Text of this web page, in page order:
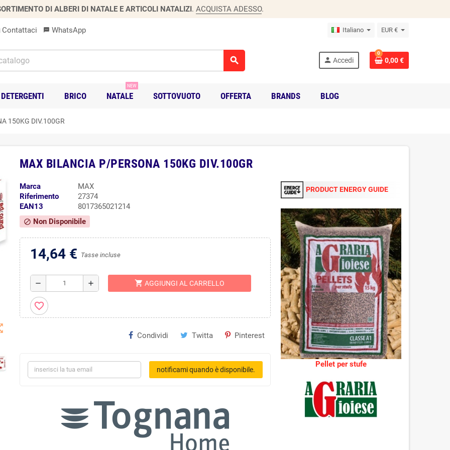
DI ALBERI DI NATALE E ARTICOLI NATALIZI. ACQUISTA ADESSO.
Contattaci sms WhatsApp Italiano EUR €
search person Accedi
0
0,00 €
DETERGENTI BRICO NATALE
NEW
SOTTOVUOTO OFFERTA BRANDS BLOG
150KG DIV.100GR
MAX BILANCIA P/PERSONA 150KG DIV.100GR
Marca
MAX
Riferimento
27374
EAN13
8017365021214
block Non Disponibile
14,64 € Tasse incluse
remove add shopping_cart AGGIUNGI AL CARRELLO
favorite_border
Condividi Twitta Pinterest
notificami quando è disponibile.
PRODUCT ENERGY GUIDE
Pellet per stufe